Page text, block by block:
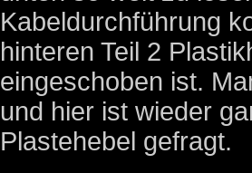
Kabeldurchführung
hinteren Teil 2
eingeschoben ist.
und hier ist wieder
Plastehebel gefragt.